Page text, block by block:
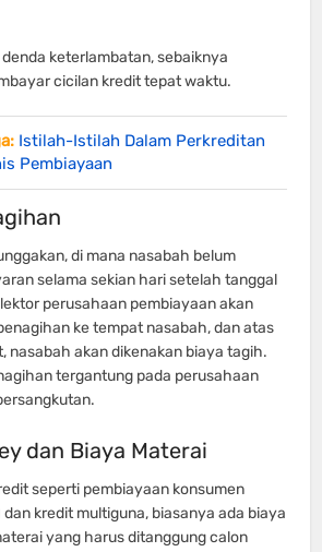
keterlambatan, sebaiknya
cicilan kredit tepat waktu.
Istilah-Istilah Dalam Perkreditan
Pembiayaan
di mana nasabah belum
selama sekian hari setelah tanggal
perusahaan pembiayaan akan
ke tempat nasabah, dan atas
nasabah akan dikenakan biaya tagih.
tergantung pada perusahaan
dan Biaya Materai
seperti pembiayaan konsumen
kredit multiguna, biasanya ada biaya
yang harus ditanggung calon